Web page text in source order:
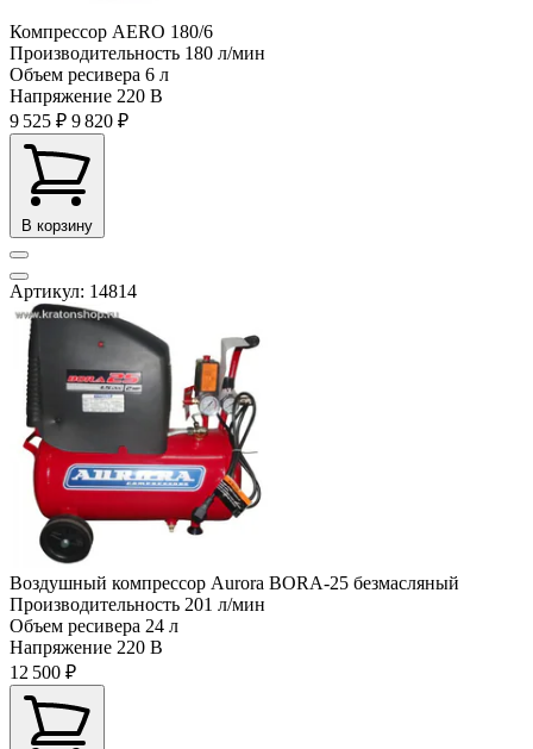
Компрессор AERO 180/6
Производительность 180 л/мин
Объем ресивера 6 л
Напряжение 220 В
9 525 ₽ 9 820 ₽
В корзину
Артикул: 14814
Воздушный компрессор Aurora BORA-25 безмасляный
Производительность 201 л/мин
Объем ресивера 24 л
Напряжение 220 В
12 500 ₽